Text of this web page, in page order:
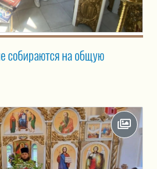
собираются на общую